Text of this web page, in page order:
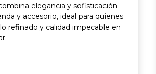
elegancia y sofisticación
y accesorio, ideal para quienes
refinado y calidad impecable en